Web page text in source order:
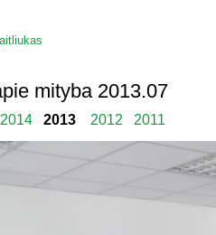
mityba 2013.07
2014 2013 2012 2011